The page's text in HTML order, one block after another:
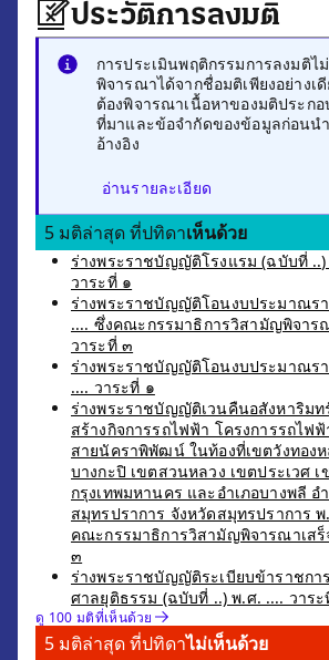
ประวัติการลงมติ
การประเมินพฤติกรรมการลงมติไ
พิจารณาได้จากชื่อมติเพียงอย่างเ
ต้องพิจารณาเนื้อหาของมติประก
ที่มาและข้อจำกัดของข้อมูลก่อนน
อ้างอิง
อ่านรายละเอียด
5 มติล่าสุด ที่ปทิดาเห็นด้วย
ร่างพระราชบัญญัติโรงแรม (ฉบับที่ ..)
วาระที่ ๑
ร่างพระราชบัญญัติโอนงบประมาณร
.... ซึ่งคณะกรรมาธิการวิสามัญพิจาร
วาระที่ ๓
ร่างพระราชบัญญัติโอนงบประมาณร
.... วาระที่ ๑
ร่างพระราชบัญญัติเวนคืนอสังหาริมท
สร้างกิจการรถไฟฟ้า โครงการรถไฟ
สายนัคราพิพัฒน์ ในท้องที่เขตวังทองห
บางกะปิ เขตสวนหลวง เขตประเวศ
กรุงเทพมหานคร และอำเภอบางพลี อำ
สมุทรปราการ จังหวัดสมุทรปราการ
คณะกรรมาธิการวิสามัญพิจารณาเสร็
๓
ร่างพระราชบัญญัติระเบียบข้าราชกา
ศาลยุติธรรม (ฉบับที่ ..) พ.ศ. .... วาระ
ดู 100 มติที่เห็นด้วย
5 มติล่าสุด ที่ปทิดาไม่เห็นด้วย